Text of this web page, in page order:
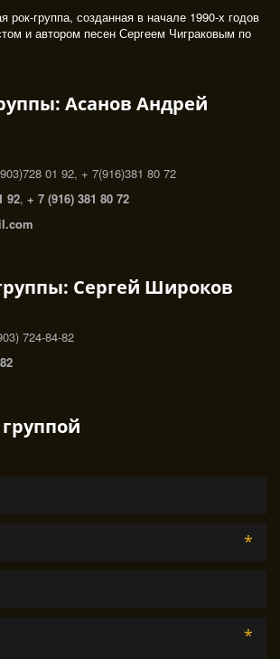
рок-группа, созданная в начале 1990-х годов
и автором песен Сергеем Чиграковым по
Асанов Андрей
01 92, + 7(916)381 80 72
92, + 7 (916) 381 80 72
Сергей Широков
724-84-82
*
*